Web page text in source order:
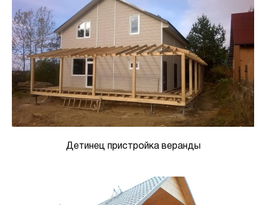
Детинец пристройка веранды